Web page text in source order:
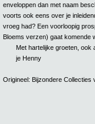
enveloppen dan met naam
voorts ook eens over je
vroeg had? Een voorloopig
Bloems verzen) gaat komende
Met hartelijke groeten, ook
je Henny
Origineel: Bijzondere Collecties